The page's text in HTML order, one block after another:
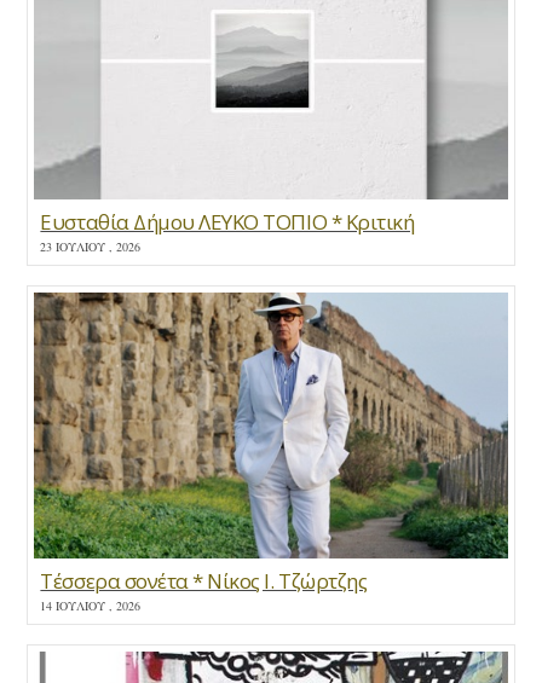
Ευσταθία Δήμου ΛΕΥΚΟ ΤΟΠΙΟ * Κριτική
23 ΙΟΥΛΊΟΥ , 2026
Τέσσερα σονέτα * Νίκος Ι. Τζώρτζης
14 ΙΟΥΛΊΟΥ , 2026